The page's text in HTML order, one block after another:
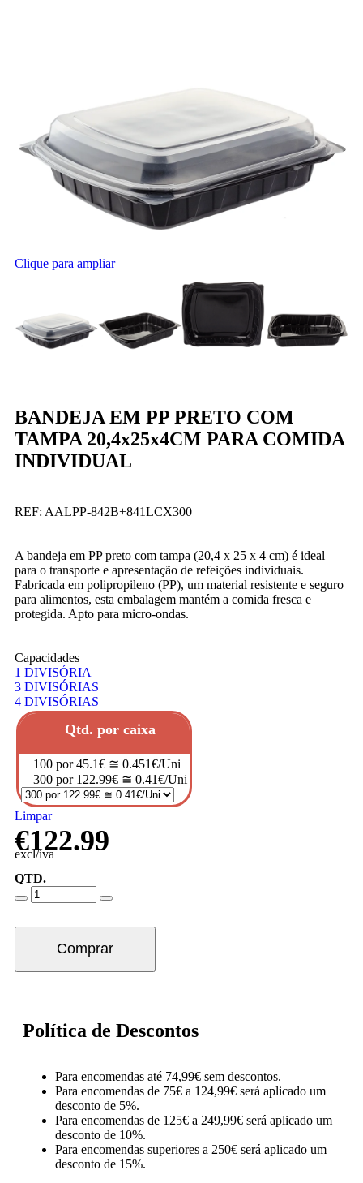
Clique para ampliar
BANDEJA EM PP PRETO COM
TAMPA 20,4x25x4CM PARA COMIDA
INDIVIDUAL
REF: AALPP-842B+841LCX300
A bandeja em PP preto com tampa (20,4 x 25 x 4 cm) é ideal
para o transporte e apresentação de refeições individuais.
Fabricada em polipropileno (PP), um material resistente e seguro
para alimentos, esta embalagem mantém a comida fresca e
protegida. Apto para micro-ondas.
Capacidades
1 DIVISÓRIA
3 DIVISÓRIAS
4 DIVISÓRIAS
Qtd. por caixa
100 por 45.1€ ≅ 0.451€/Uni
300 por 122.99€ ≅ 0.41€/Uni
Limpar
€122.99
excl/iva
QTD.
Comprar
Política de Descontos
Para encomendas até 74,99€ sem descontos.
Para encomendas de 75€ a 124,99€ será aplicado um
desconto de 5%.
Para encomendas de 125€ a 249,99€ será aplicado um
desconto de 10%.
Para encomendas superiores a 250€ será aplicado um
desconto de 15%.